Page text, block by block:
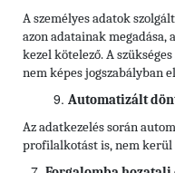
A személyes adatok
azon adatainak
kezel kötelező. A
nem képes jogszabályban
Automatizált
Az adatkezelés során
profilalkotást is, nem kerül